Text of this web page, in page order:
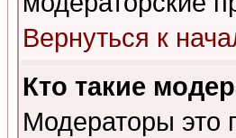
Вернуться к
Кто такие
Модераторы это